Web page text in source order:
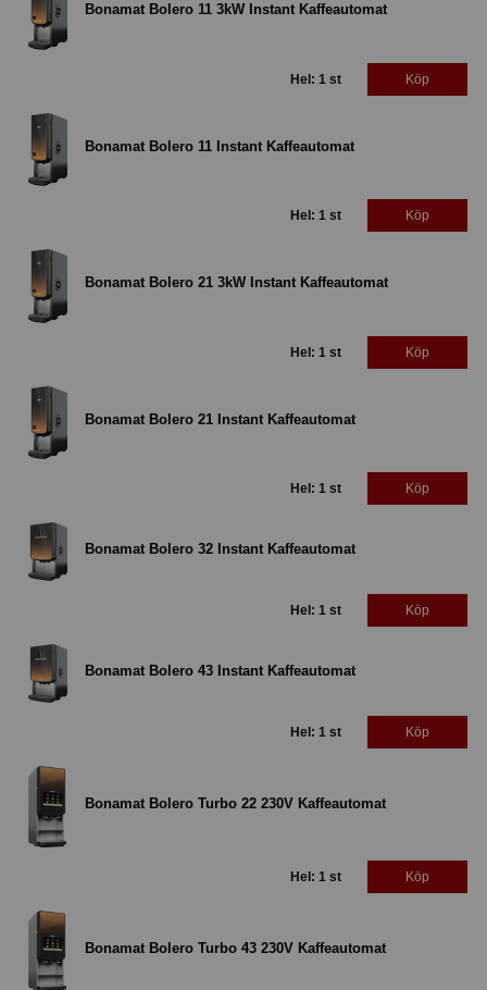
Bonamat Bolero 11 3kW Instant Kaffeautomat
Hel: 1 st Köp
Bonamat Bolero 11 Instant Kaffeautomat
Hel: 1 st Köp
Bonamat Bolero 21 3kW Instant Kaffeautomat
Hel: 1 st Köp
Bonamat Bolero 21 Instant Kaffeautomat
Hel: 1 st Köp
Bonamat Bolero 32 Instant Kaffeautomat
Hel: 1 st Köp
Bonamat Bolero 43 Instant Kaffeautomat
Hel: 1 st Köp
Bonamat Bolero Turbo 22 230V Kaffeautomat
Hel: 1 st Köp
Bonamat Bolero Turbo 43 230V Kaffeautomat